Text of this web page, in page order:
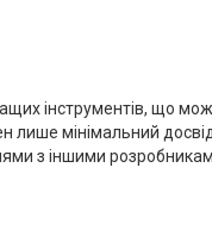
інструментів, що
лише мінімальний
з іншими